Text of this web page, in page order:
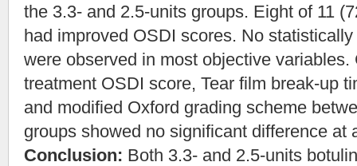
the 3.3- and 2.5-units groups. Eight of 11
had improved OSDI scores. No
were observed in most objective variables.
treatment OSDI score, Tear film break-up
and modified Oxford grading scheme
groups showed no significant difference at
Conclusion: Both 3.3- and 2.5-units